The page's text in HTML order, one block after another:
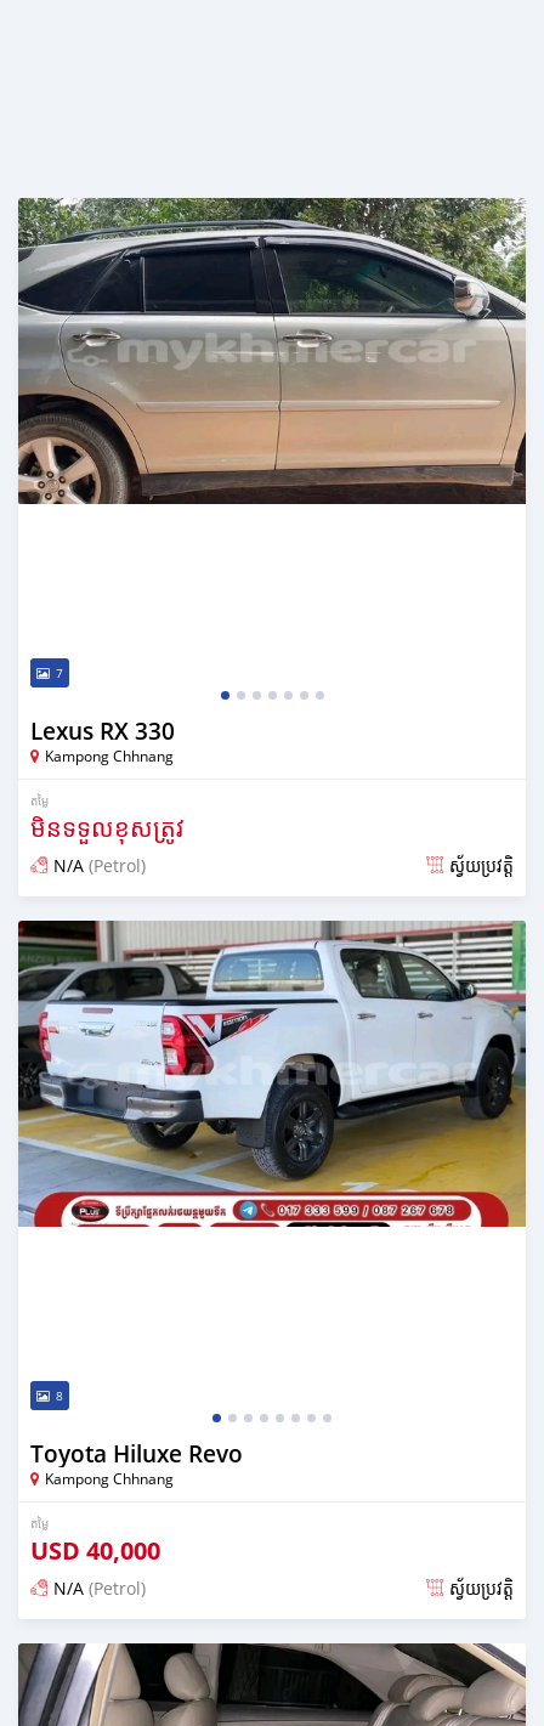
7
Lexus RX 330
Kampong Chhnang
តម្លៃ
មិនទទួលខុសត្រូវ
N/A (Petrol) ស្វ័យប្រវត្តិ
ប្រកាស over 1 year មុន
8
Toyota Hiluxe Revo
Kampong Chhnang
តម្លៃ
USD 40,000
N/A (Petrol) ស្វ័យប្រវត្តិ
ប្រកាស over 1 year មុន